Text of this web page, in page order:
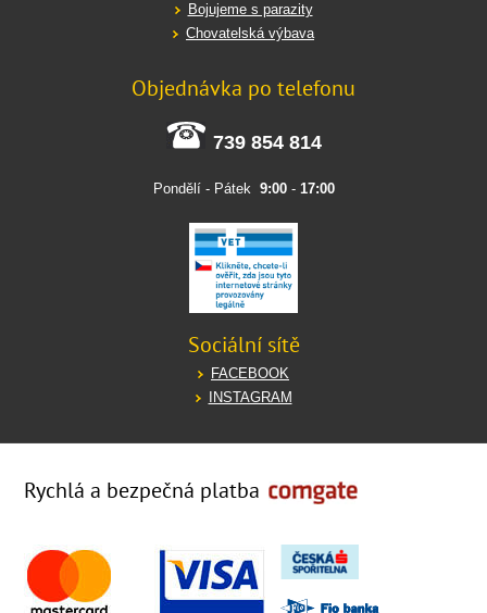
Bojujeme s parazity
Chovatelská výbava
Objednávka po telefonu
739 854 814
Pondělí - Pátek 9:00- 17:00
Sociální sítě
FACEBOOK
INSTAGRAM
Rychlá a bezpečná platba